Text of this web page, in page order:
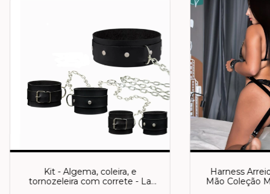
Kit - Algema, coleira, e
tornozeleira com correte - La
Harness
Mão Coleção